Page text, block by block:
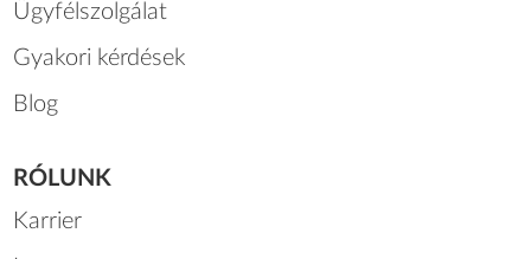
Ügyfélszolgálat
Gyakori kérdések
Blog
RÓLUNK
Karrier